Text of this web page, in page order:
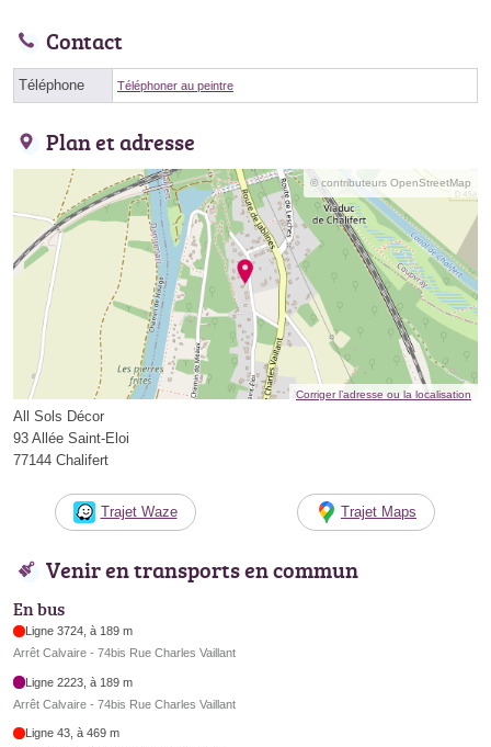
Contact
Téléphone Téléphoner au peintre
Plan et adresse
© contributeurs OpenStreetMap
Corriger l’adresse ou la localisation
All Sols Décor
93 Allée Saint-Eloi
77144 Chalifert
Trajet Waze Trajet Maps
Venir en transports en commun
En bus
Ligne 3724, à 189 m
Arrêt Calvaire - 74bis Rue Charles Vaillant
Ligne 2223, à 189 m
Arrêt Calvaire - 74bis Rue Charles Vaillant
Ligne 43, à 469 m